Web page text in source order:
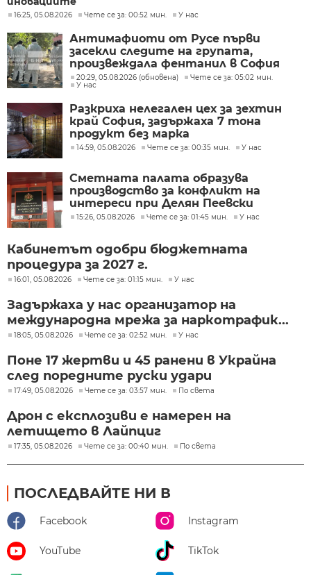
16:25, 05.08.2026 Чете се за: 00:52 мин. У нас
Антимафиоти от Русе първи
засекли следите на групата,
произвеждала фентанил в София
20:29, 05.08.2026 (обновена)
Чете се за: 05:02 мин.
У нас
Разкриха нелегален цех за зехтин
край София, задържаха 7 тона
продукт без марка
14:59, 05.08.2026 Чете се за: 00:35 мин. У нас
Сметната палата образува
производство за конфликт на
интереси при Делян Пеевски
15:26, 05.08.2026 Чете се за: 01:45 мин. У нас
Кабинетът одобри бюджетната
процедура за 2027 г.
16:01, 05.08.2026 Чете се за: 01:15 мин. У нас
Задържаха у нас организатор на
международна мрежа за наркотрафик...
18:05, 05.08.2026 Чете се за: 02:52 мин. У нас
Поне 17 жертви и 45 ранени в Украйна
след поредните руски удари
17:49, 05.08.2026 Чете се за: 03:57 мин. По света
Дрон с експлозиви е намерен на
летището в Лайпциг
17:35, 05.08.2026 Чете се за: 00:40 мин. По света
ПОСЛЕДВАЙТЕ НИ В
Facebook Instagram
YouTube TikTok